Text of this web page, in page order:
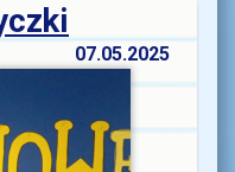
07.05.2025